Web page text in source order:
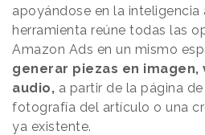
apoyándose en la inteligencia
herramienta reúne todas las
Amazon Ads en un mismo
generar piezas en
audio, a partir de la página
fotografía del artículo o una
ya existente.